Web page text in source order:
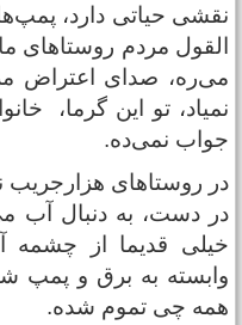
حیاتی دارد، پمپ‌ها
مردم روستاهای
صدای اعتراض
تو این گرما،
نمی‌ده.
روستاهای هزارجریب
دست، به دنبال آب
قدیما از چشمه
به برق و پمپ‌
چی تموم شده.